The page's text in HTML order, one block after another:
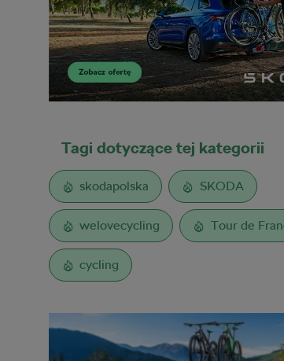
Tagi dotyczące tej kategorii
skodapolska SKODA
welovecycling Tour de
cycling